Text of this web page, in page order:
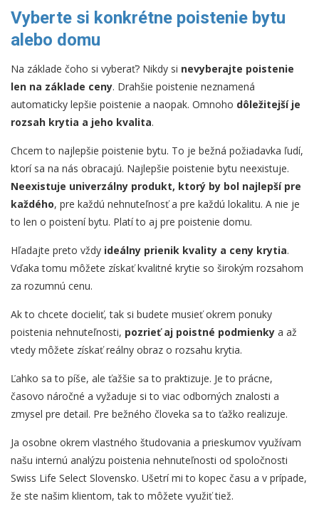
Vyberte si konkrétne poistenie bytu
alebo domu
Na základe čoho si vyberať? Nikdy si nevyberajte poistenie
len na základe ceny. Drahšie poistenie neznamená
automaticky lepšie poistenie a naopak. Omnoho dôležitejší je
rozsah krytia a jeho kvalita.
Chcem to najlepšie poistenie bytu. To je bežná požiadavka ľudí,
ktorí sa na nás obracajú. Najlepšie poistenie bytu neexistuje.
Neexistuje univerzálny produkt, ktorý by bol najlepší pre
každého, pre každú nehnuteľnosť a pre každú lokalitu. A nie je
to len o poistení bytu. Platí to aj pre poistenie domu.
Hľadajte preto vždy ideálny prienik kvality a ceny krytia.
Vďaka tomu môžete získať kvalitné krytie so širokým rozsahom
za rozumnú cenu.
Ak to chcete docieliť, tak si budete musieť okrem ponuky
poistenia nehnuteľnosti, pozrieť aj poistné podmienky a až
vtedy môžete získať reálny obraz o rozsahu krytia.
Ľahko sa to píše, ale ťažšie sa to praktizuje. Je to prácne,
časovo náročné a vyžaduje si to viac odborných znalosti a
zmysel pre detail. Pre bežného človeka sa to ťažko realizuje.
Ja osobne okrem vlastného študovania a prieskumov využívam
našu internú analýzu poistenia nehnuteľnosti od spoločnosti
Swiss Life Select Slovensko. Ušetrí mi to kopec času a v prípade,
že ste našim klientom, tak to môžete využiť tiež.